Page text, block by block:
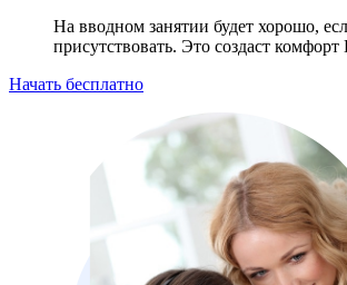
На вводном занятии будет хорошо,
присутствовать. Это создаст
Начать бесплатно